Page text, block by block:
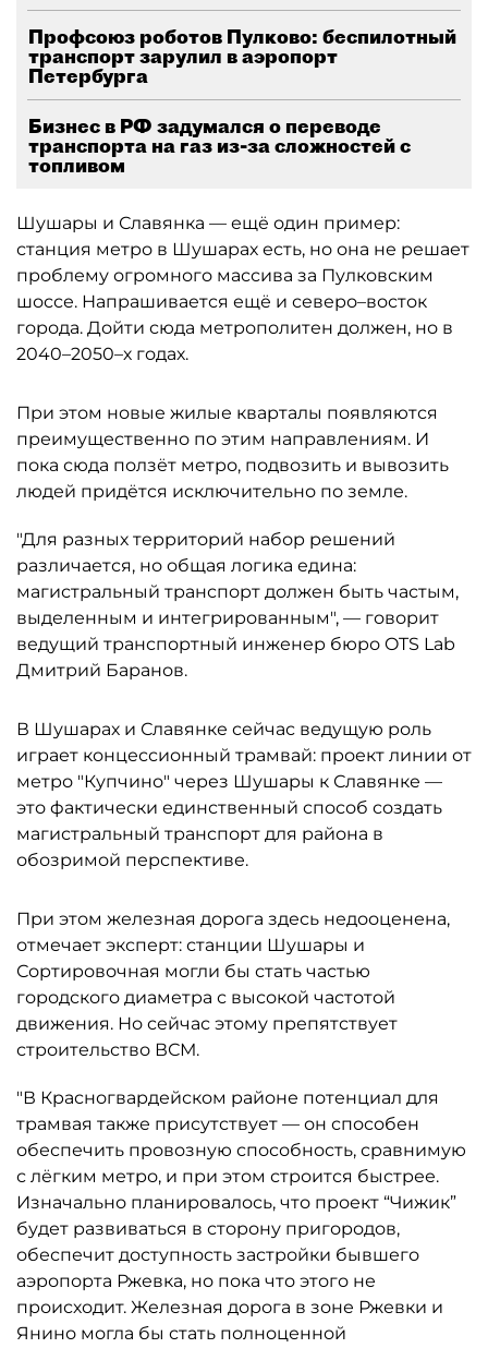
Профсоюз роботов Пулково: беспилотный
транспорт зарулил в аэропорт
Петербурга
Бизнес в РФ задумался о переводе
транспорта на газ из-за сложностей с
топливом
Шушары и Славянка — ещё один пример:
станция метро в Шушарах есть, но она не решает
проблему огромного массива за Пулковским
шоссе. Напрашивается ещё и северо–восток
города. Дойти сюда метрополитен должен, но в
2040–2050–х годах.
При этом новые жилые кварталы появляются
преимущественно по этим направлениям. И
пока сюда ползёт метро, подвозить и вывозить
людей придётся исключительно по земле.
"Для разных территорий набор решений
различается, но общая логика едина:
магистральный транспорт должен быть частым,
выделенным и интегрированным", — говорит
ведущий транспортный инженер бюро OTS Lab
Дмитрий Баранов.
В Шушарах и Славянке сейчас ведущую роль
играет концессионный трамвай: проект линии от
метро "Купчино" через Шушары к Славянке —
это фактически единственный способ создать
магистральный транспорт для района в
обозримой перспективе.
При этом железная дорога здесь недооценена,
отмечает эксперт: станции Шушары и
Сортировочная могли бы стать частью
городского диаметра с высокой частотой
движения. Но сейчас этому препятствует
строительство ВСМ.
"В Красногвардейском районе потенциал для
трамвая также присутствует — он способен
обеспечить провозную способность, сравнимую
с лёгким метро, и при этом строится быстрее.
Изначально планировалось, что проект “Чижик”
будет развиваться в сторону пригородов,
обеспечит доступность застройки бывшего
аэропорта Ржевка, но пока что этого не
происходит. Железная дорога в зоне Ржевки и
Янино могла бы стать полноценной